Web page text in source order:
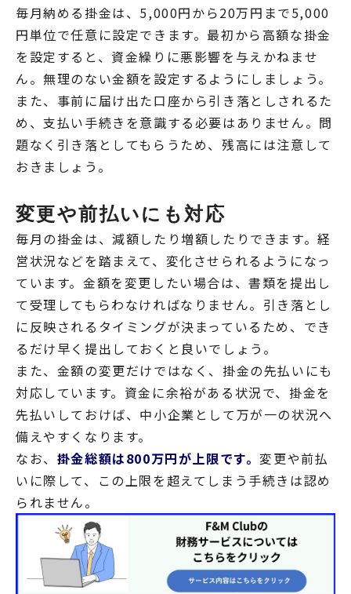
毎月納める掛金は、5,000円から20万円まで5,000
円単位で任意に設定できます。最初から高額な掛金
を設定すると、資金繰りに悪影響を与えかねませ
ん。無理のない金額を設定するようにしましょう。
また、事前に届け出た口座から引き落としされるた
め、支払い手続きを意識する必要はありません。問
題なく引き落としてもらうため、残高には注意して
おきましょう。
変更や前払いにも対応
毎月の掛金は、減額したり増額したりできます。経
営状況などを踏まえて、変化させられるようになっ
ています。金額を変更したい場合は、書類を提出し
て受理してもらわなければなりません。引き落とし
に反映されるタイミングが決まっているため、でき
るだけ早く提出しておくと良いでしょう。
また、金額の変更だけではなく、掛金の先払いにも
対応しています。資金に余裕がある状況で、掛金を
先払いしておけば、中小企業として万が一の状況へ
備えやすくなります。
なお、 掛金総額は800万円が上限です。変更や前払
いに際して、この上限を超えてしまう手続きは認め
られません。